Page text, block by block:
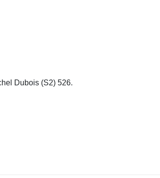
Dubois (S2) 526.